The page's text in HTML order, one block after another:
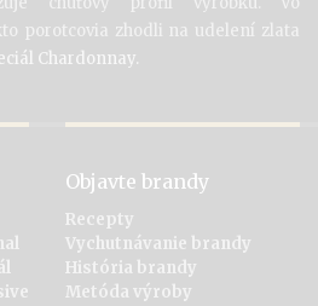
porotcovia zhodli na udelení zlata
Chardonnay.
Objavte brandy
Recepty
Vychutnávanie brandy
História brandy
Metóda výroby